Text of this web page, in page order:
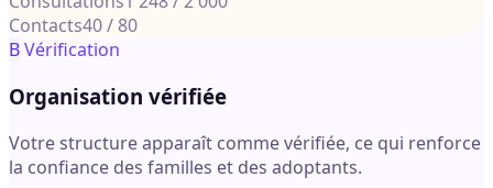
Contacts40 / 80
BVérification
Organisation vérifiée
Votre structure apparaît comme vérifiée, ce qui renforce
la confiance des familles et des adoptants.